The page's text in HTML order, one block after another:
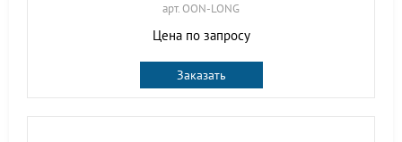
арт. OON-LONG
Цена по запросу
Заказать